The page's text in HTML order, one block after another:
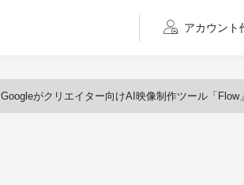
アカウント
Googleがクリエイター向けAI映像制作ツール「Flow」をリリース！